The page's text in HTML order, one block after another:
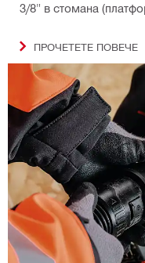
3/8" в стомана
ПРОЧЕТЕТЕ ПОВЕЧЕ